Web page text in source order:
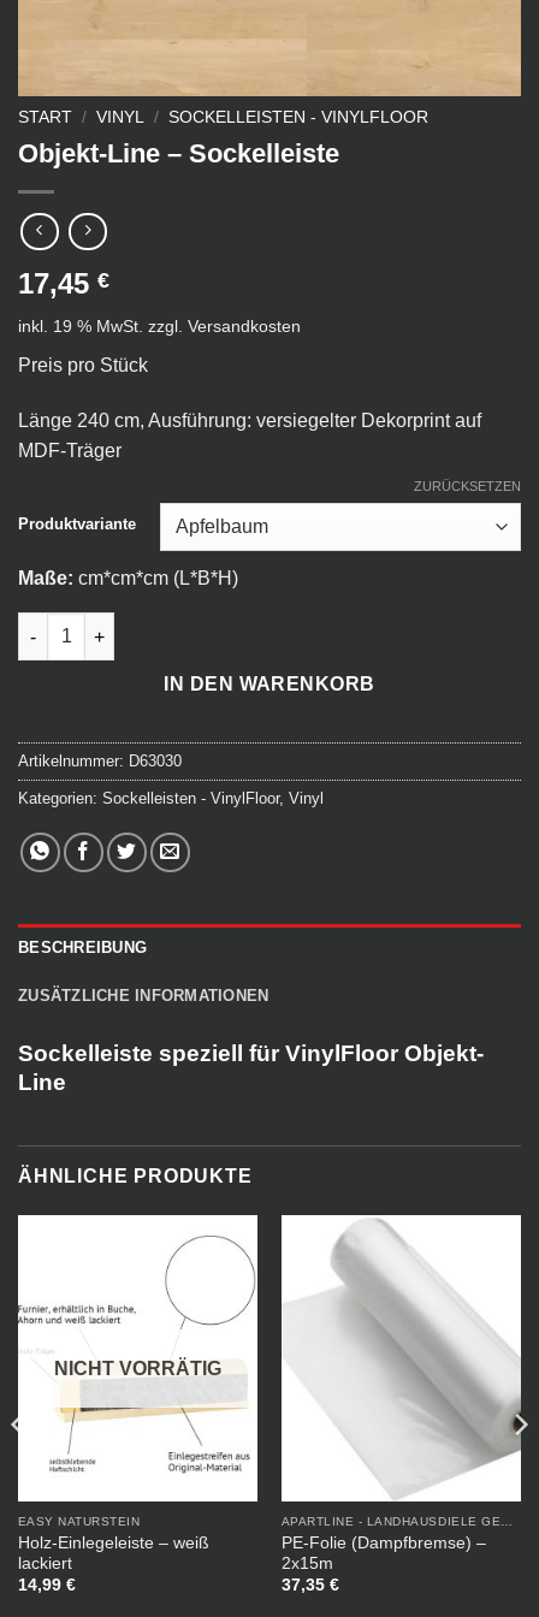
START / VINYL / SOCKELLEISTEN - VINYLFLOOR
Objekt-Line – Sockelleiste
17,45 €
inkl. 19 % MwSt. zzgl. Versandkosten
Preis pro Stück
Länge 240 cm, Ausführung: versiegelter Dekorprint auf
MDF-Träger
Produktvariante
ZURÜCKSETZEN
Maße: cm*cm*cm (L*B*H)
Objekt-Line - Sockelleiste Menge
IN DEN WARENKORB
Artikelnummer: D63030
Kategorien: Sockelleisten - VinylFloor, Vinyl
BESCHREIBUNG
ZUSÄTZLICHE INFORMATIONEN
Sockelleiste speziell für VinylFloor Objekt-
Line
ÄHNLICHE PRODUKTE
NICHT VORRÄTIG
EASY NATURSTEIN
Holz-Einlegeleiste – weiß
lackiert
14,99 €
PE-Folie (Dampfbremse) –
2x15m
37,35 €